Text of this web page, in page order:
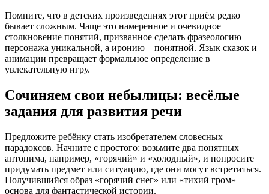
Помните, что в детских произведениях этот приём редко
бывает сложным. Чаще это намеренное и очевидное
столкновение понятий, призванное сделать фразеологию
персонажа уникальной, а иронию – понятной. Язык сказок и
анимации превращает формальное определение в
увлекательную игру.
Сочиняем свои небылицы: весёлые
задания для развития речи
Предложите ребёнку стать изобретателем словесных
парадоксов. Начните с простого: возьмите два понятных
антонима, например, «горячий» и «холодный», и попросите
придумать предмет или ситуацию, где они могут встретиться.
Получившийся образ «горячий снег» или «тихий гром» –
основа для фантастической истории.